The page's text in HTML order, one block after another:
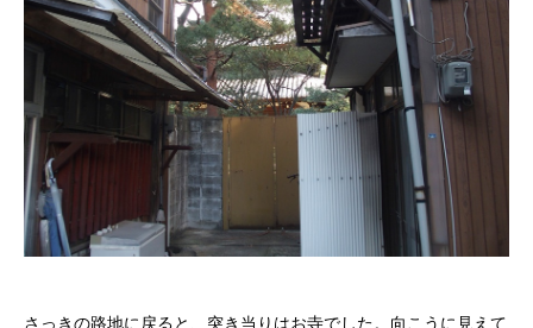
さっきの路地に戻ると、突き当りはお寺でした。向こうに見えて